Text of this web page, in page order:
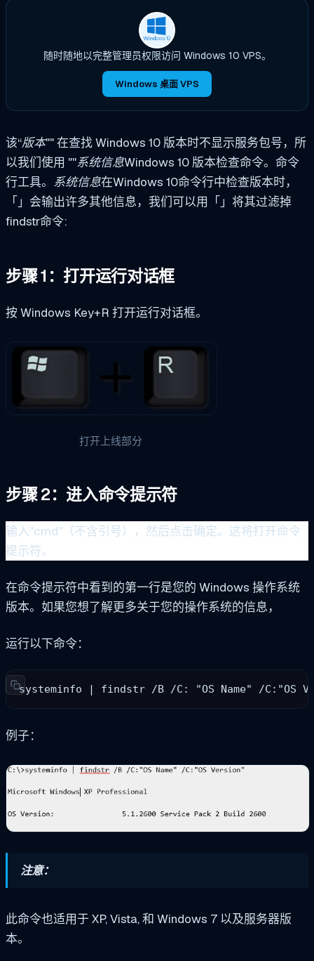
随时随地以完整管理员权限访问 Windows 10 VPS。
Windows 桌面 VPS
该“版本"" 在查找 Windows 10 版本时不显示服务包号，所
以我们使用 ""系统信息Windows 10 版本检查命令。命令
行工具。 系统信息在Windows 10命令行中检查版本时，
「」会输出许多其他信息，我们可以用「」将其过滤掉
findstr命令:
步骤 1：打开运行对话框
按 Windows Key+R 打开运行对话框。
打开上线部分
步骤 2：进入命令提示符
输入"cmd"（不含引号），然后点击确定。这将打开命令
提示符。
在命令提示符中看到的第一行是您的 Windows 操作系统
版本。如果您想了解更多关于您的操作系统的信息，
运行以下命令：
systeminfo | findstr /B /C: "OS Name" /C:"OS
例子：
注意：
此命令也适用于 XP, Vista,和 Windows 7 以及服务器版
本。